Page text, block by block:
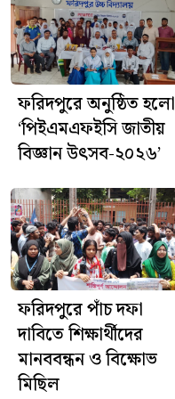
ফরিদপুরে অনুষ্ঠিত হলো
‘পিইএমএফইসি জাতীয়
বিজ্ঞান উৎসব-২০২৬’
ফরিদপুরে পাঁচ দফা
দাবিতে শিক্ষার্থীদের
মানববন্ধন ও বিক্ষোভ
মিছিল